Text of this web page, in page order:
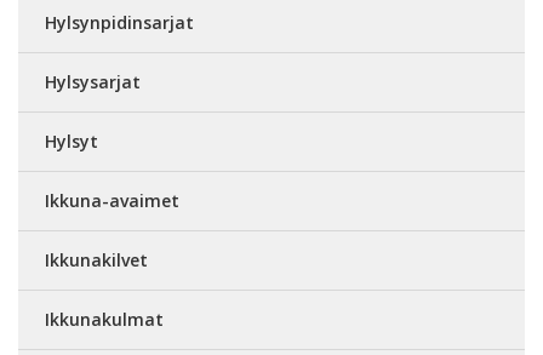
Hylsynpidinsarjat
Hylsysarjat
Hylsyt
Ikkuna-avaimet
Ikkunakilvet
Ikkunakulmat